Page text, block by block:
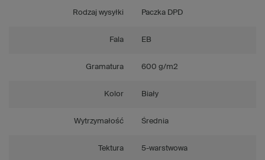
Rodzaj wysyłki Paczka DPD
Fala EB
Gramatura 600 g/m2
Kolor Biały
Wytrzymałość Średnia
Tektura 5-warstwowa